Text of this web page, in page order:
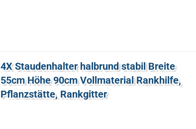
4X Stau­den­hal­ter halb­rund sta­bil Brei­te
55cm Höhe 90cm Voll­ma­te­ri­al Rank­hil­fe,
Pflanz­stät­te, Rank­git­ter